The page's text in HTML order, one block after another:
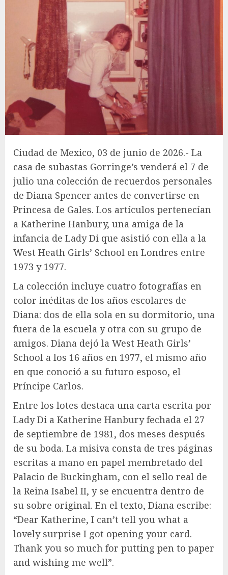
Ciudad de Mexico, 03 de junio de 2026.- La
casa de subastas Gorringe’s venderá el 7 de
julio una colección de recuerdos personales
de Diana Spencer antes de convertirse en
Princesa de Gales. Los artículos pertenecían
a Katherine Hanbury, una amiga de la
infancia de Lady Di que asistió con ella a la
West Heath Girls’ School en Londres entre
1973 y 1977.
La colección incluye cuatro fotografías en
color inéditas de los años escolares de
Diana: dos de ella sola en su dormitorio, una
fuera de la escuela y otra con su grupo de
amigos. Diana dejó la West Heath Girls’
School a los 16 años en 1977, el mismo año
en que conoció a su futuro esposo, el
Príncipe Carlos.
Entre los lotes destaca una carta escrita por
Lady Di a Katherine Hanbury fechada el 27
de septiembre de 1981, dos meses después
de su boda. La misiva consta de tres páginas
escritas a mano en papel membretado del
Palacio de Buckingham, con el sello real de
la Reina Isabel II, y se encuentra dentro de
su sobre original. En el texto, Diana escribe:
“Dear Katherine, I can’t tell you what a
lovely surprise I got opening your card.
Thank you so much for putting pen to paper
and wishing me well”.